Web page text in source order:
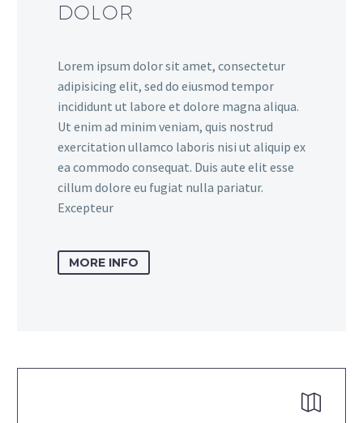
DOLOR
Lorem ipsum dolor sit amet, consectetur
adipisicing elit, sed do eiusmod tempor
incididunt ut labore et dolore magna aliqua.
Ut enim ad minim veniam, quis nostrud
exercitation ullamco laboris nisi ut aliquip ex
ea commodo consequat. Duis aute elit esse
cillum dolore eu fugiat nulla pariatur.
Excepteur
MORE INFO